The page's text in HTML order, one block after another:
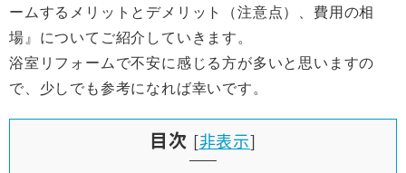
ームするメリットとデメリット（注意点）、費用の相
場』についてご紹介していきます。
浴室リフォームで不安に感じる方が多いと思いますの
で、少しでも参考になれば幸いです。
目次 [非表示]